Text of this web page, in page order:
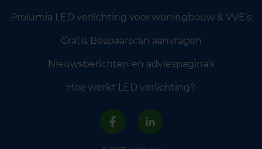
Prolumia LED verlichting voor woningbouw & VVE’s
Gratis Bespaarscan aanvragen
Nieuwsberichten en adviespagina’s
Hoe werkt LED verlichting?